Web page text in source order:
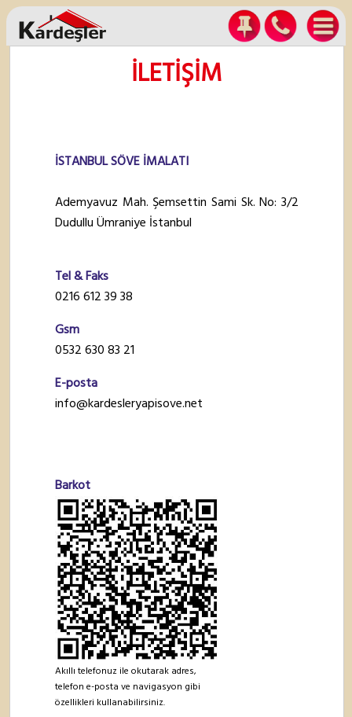
İLETİŞİM
İSTANBUL SÖVE İMALATI
Ademyavuz Mah. Şemsettin Sami Sk. No: 3/2
Dudullu Ümraniye İstanbul
Tel & Faks
0216 612 39 38
Gsm
0532 630 83 21
E-posta
info@kardesleryapisove.net
Barkot
Akıllı telefonuz ile okutarak adres,
telefon e-posta ve navigasyon gibi
özellikleri kullanabilirsiniz.